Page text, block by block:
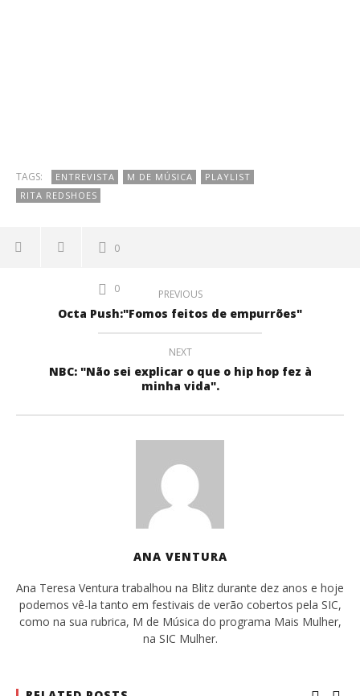
TAGS: ENTREVISTA M DE MÚSICA
PLAYLIST
RITA REDSHOES
0
0 PREVIOUS
Octa Push:"Fomos feitos de empurrões"
NEXT
NBC: "Não sei explicar o que o hip hop fez à
minha vida".
ANA VENTURA
Ana Teresa Ventura trabalhou na Blitz durante dez anos e hoje
podemos vê-la tanto em festivais de verão cobertos pela SIC,
como na sua rubrica, M de Música do programa Mais Mulher,
na SIC Mulher.